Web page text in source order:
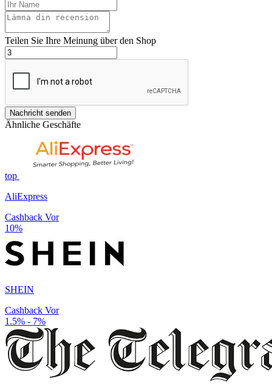
Teilen Sie Ihre Meinung über den Shop
Nachricht senden
Ähnliche Geschäfte
top
AliExpress
Cashback Vor
10%
SHEIN
Cashback Vor
1.5% - 7%